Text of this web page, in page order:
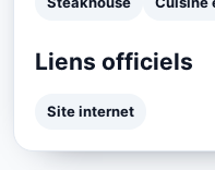
Liens officiels
Site internet